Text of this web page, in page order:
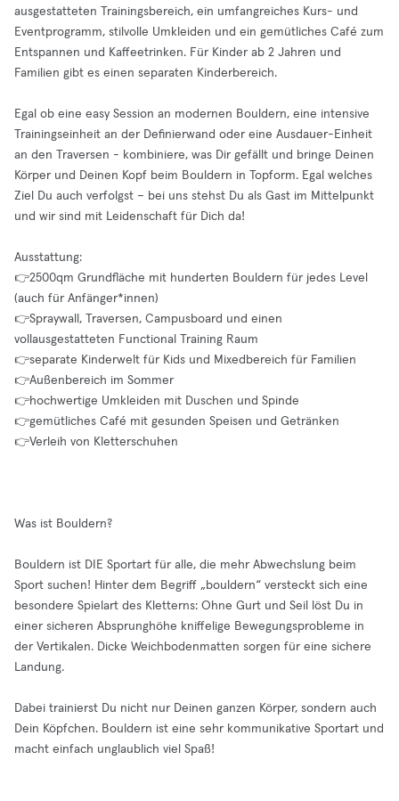
ausgestatteten Trainingsbereich, ein umfangreiches Kurs- und
Eventprogramm, stilvolle Umkleiden und ein gemütliches Café zum
Entspannen und Kaffeetrinken. Für Kinder ab 2 Jahren und
Familien gibt es einen separaten Kinderbereich.
Egal ob eine easy Session an modernen Bouldern, eine intensive
Trainingseinheit an der Definierwand oder eine Ausdauer-Einheit
an den Traversen - kombiniere, was Dir gefällt und bringe Deinen
Körper und Deinen Kopf beim Bouldern in Topform. Egal welches
Ziel Du auch verfolgst – bei uns stehst Du als Gast im Mittelpunkt
und wir sind mit Leidenschaft für Dich da!
Ausstattung:
👉2500qm Grundfläche mit hunderten Bouldern für jedes Level
(auch für Anfänger*innen)
👉Spraywall, Traversen, Campusboard und einen
vollausgestatteten Functional Training Raum
👉separate Kinderwelt für Kids und Mixedbereich für Familien
👉Außenbereich im Sommer
👉hochwertige Umkleiden mit Duschen und Spinde
👉gemütliches Café mit gesunden Speisen und Getränken
👉Verleih von Kletterschuhen
Was ist Bouldern?
Bouldern ist DIE Sportart für alle, die mehr Abwechslung beim
Sport suchen! Hinter dem Begriff „bouldern“ versteckt sich eine
besondere Spielart des Kletterns: Ohne Gurt und Seil löst Du in
einer sicheren Absprunghöhe kniffelige Bewegungsprobleme in
der Vertikalen. Dicke Weichbodenmatten sorgen für eine sichere
Landung.
Dabei trainierst Du nicht nur Deinen ganzen Körper, sondern auch
Dein Köpfchen. Bouldern ist eine sehr kommunikative Sportart und
macht einfach unglaublich viel Spaß!